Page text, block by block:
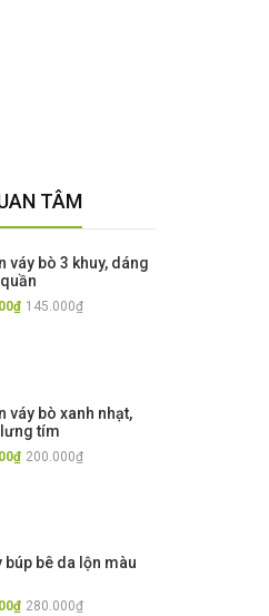
TÂM
váy bò 3 khuy, dáng
145.000₫
váy bò xanh nhạt,
tím
200.000₫
búp bê da lộn màu
280.000₫